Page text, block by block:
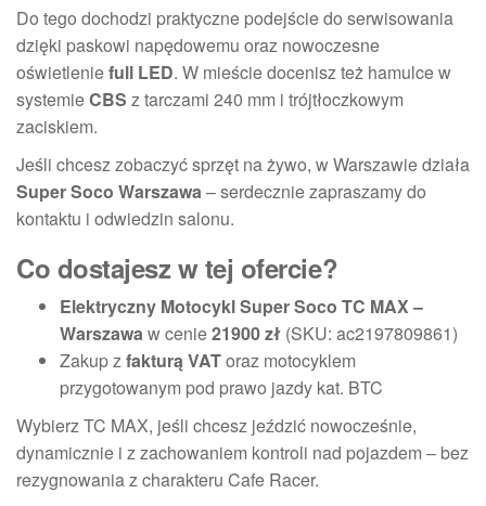
Do tego dochodzi praktyczne podejście do serwisowania
dzięki paskowi napędowemu oraz nowoczesne
oświetleniefull LED. W mieście docenisz też hamulce w
systemieCBS z tarczami 240 mm i trójtłoczkowym
zaciskiem.
Jeśli chcesz zobaczyć sprzęt na żywo, w Warszawie działa
Super Soco Warszawa– serdecznie zapraszamy do
kontaktu i odwiedzin salonu.
Co dostajesz w tej ofercie?
Elektryczny Motocykl Super Soco TC MAX –
Warszawaw cenie21900 zł (SKU: ac2197809861)
Zakup zfakturą VAToraz motocyklem
przygotowanym pod prawo jazdy kat. BTC
Wybierz TC MAX, jeśli chcesz jeździć nowocześnie,
dynamicznie i z zachowaniem kontroli nad pojazdem – bez
rezygnowania z charakteru Cafe Racer.